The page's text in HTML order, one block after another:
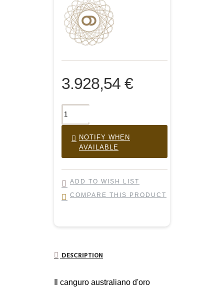
3.928,54 €
NOTIFY WHEN
AVAILABLE
ADD TO WISH LIST
COMPARE THIS PRODUCT
DESCRIPTION
Il canguro australiano d'oro